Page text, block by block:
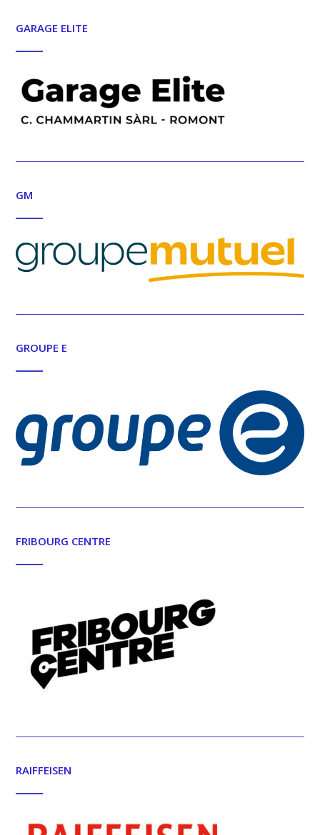
GARAGE ELITE
GM
GROUPE E
FRIBOURG CENTRE
RAIFFEISEN